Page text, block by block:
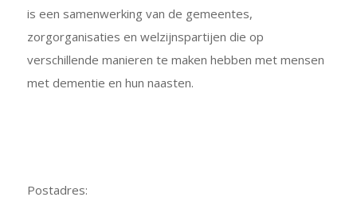
is een samenwerking van de gemeentes,
zorgorganisaties en welzijnspartijen die op
verschillende manieren te maken hebben met mensen
met dementie en hun naasten.
Postadres: